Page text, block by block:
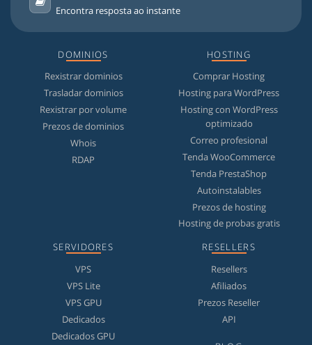
Encontra resposta ao instante
DOMINIOS
Rexistrar dominios
Trasladar dominios
Rexistrar por volume
Prezos de dominios
Whois
RDAP
HOSTING
Comprar Hosting
Hosting para WordPress
Hosting con WordPress
optimizado
Correo profesional
Tenda WooCommerce
Tenda PrestaShop
Autoinstalables
Prezos de hosting
Hosting de probas gratis
SERVIDORES
VPS
VPS Lite
VPS GPU
Dedicados
Dedicados GPU
RESELLERS
Resellers
Afiliados
Prezos Reseller
API